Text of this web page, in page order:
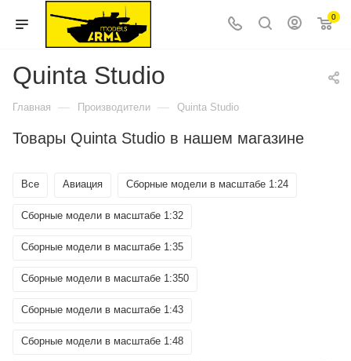
0
Quinta Studio
Главная — Производители — Quinta Studio
Товары Quinta Studio в нашем магазине
Все Авиация Сборные модели в масштабе 1:24
Сборные модели в масштабе 1:32
Сборные модели в масштабе 1:35
Сборные модели в масштабе 1:350
Сборные модели в масштабе 1:43
Сборные модели в масштабе 1:48